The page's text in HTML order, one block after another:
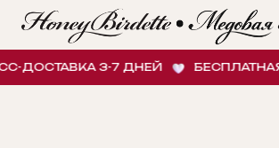
3-7 ДНЕЙ БЕСПЛАТНАЯ